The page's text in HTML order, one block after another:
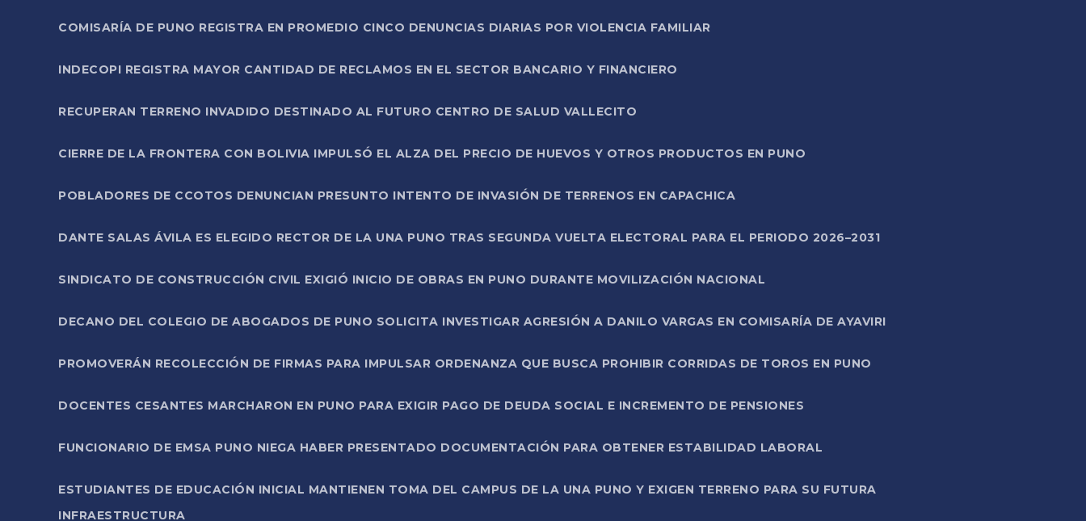
COMISARÍA DE PUNO REGISTRA EN PROMEDIO CINCO DENUNCIAS DIARIAS POR VIOLENCIA FAMILIAR
INDECOPI REGISTRA MAYOR CANTIDAD DE RECLAMOS EN EL SECTOR BANCARIO Y FINANCIERO
RECUPERAN TERRENO INVADIDO DESTINADO AL FUTURO CENTRO DE SALUD VALLECITO
CIERRE DE LA FRONTERA CON BOLIVIA IMPULSÓ EL ALZA DEL PRECIO DE HUEVOS Y OTROS PRODUCTOS EN PUNO
POBLADORES DE CCOTOS DENUNCIAN PRESUNTO INTENTO DE INVASIÓN DE TERRENOS EN CAPACHICA
DANTE SALAS ÁVILA ES ELEGIDO RECTOR DE LA UNA PUNO TRAS SEGUNDA VUELTA ELECTORAL PARA EL PERIODO 2026–2031
SINDICATO DE CONSTRUCCIÓN CIVIL EXIGIÓ INICIO DE OBRAS EN PUNO DURANTE MOVILIZACIÓN NACIONAL
DECANO DEL COLEGIO DE ABOGADOS DE PUNO SOLICITA INVESTIGAR AGRESIÓN A DANILO VARGAS EN COMISARÍA DE AYAVIRI
PROMOVERÁN RECOLECCIÓN DE FIRMAS PARA IMPULSAR ORDENANZA QUE BUSCA PROHIBIR CORRIDAS DE TOROS EN PUNO
DOCENTES CESANTES MARCHARON EN PUNO PARA EXIGIR PAGO DE DEUDA SOCIAL E INCREMENTO DE PENSIONES
FUNCIONARIO DE EMSA PUNO NIEGA HABER PRESENTADO DOCUMENTACIÓN PARA OBTENER ESTABILIDAD LABORAL
ESTUDIANTES DE EDUCACIÓN INICIAL MANTIENEN TOMA DEL CAMPUS DE LA UNA PUNO Y EXIGEN TERRENO PARA SU FUTURA
INFRAESTRUCTURA